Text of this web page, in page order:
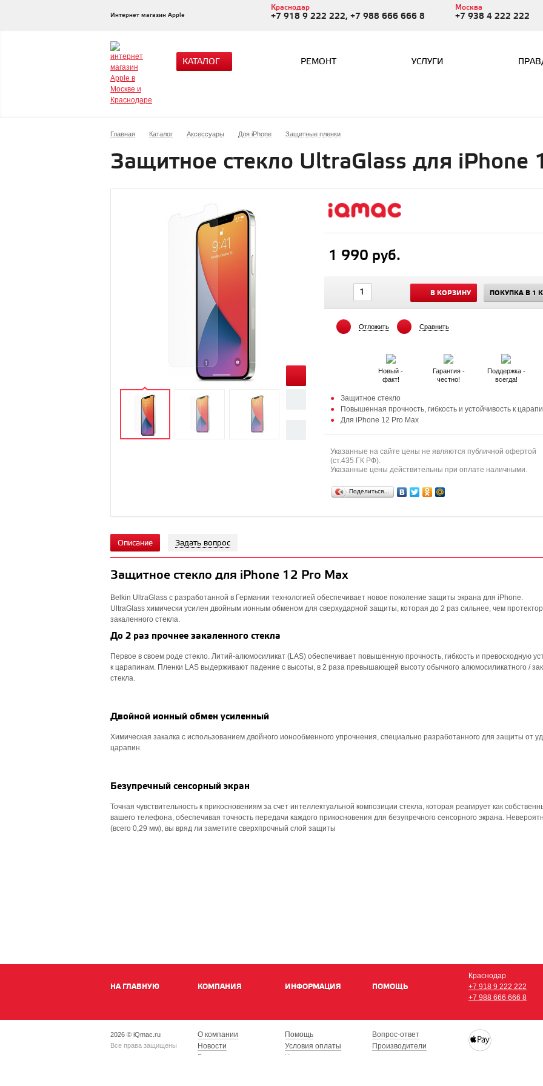
Интернет магазин Apple
Краснодар
+7 918 9 222 222, +7 988 666 666 8
Москва
+7 938 4 222 222
КАТАЛОГ РЕМОНТ УСЛУГИ
Главная Каталог Аксессуары Для iPhone Защитные пленки
Защитное стекло UltraGlass для iPhone
1 990 руб.
В КОРЗИНУ ПОКУПКА В 1
Отложить Сравнить
Новый -
факт!
Гарантия -
честно!
Поддержка -
всегда!
Защитное стекло
Повышенная прочность, гибкость и устойчивость к
Для iPhone 12 Pro Max
Указанные на сайте цены не являются публичной офертой
(ст.435 ГК РФ).
Указанные цены действительны при оплате наличными.
Поделиться…
Описание Задать вопрос
Защитное стекло для iPhone 12 Pro Max
Belkin UltraGlass с разработанной в Германии технологией обеспечивает новое поколение защиты экрана для iPhone.
UltraGlass химически усилен двойным ионным обменом для сверхударной защиты, которая до 2 раз сильнее, чем
закаленного стекла.
До 2 раз прочнее закаленного стекла
Первое в своем роде стекло. Литий-алюмосиликат (LAS) обеспечивает повышенную прочность, гибкость и превосходную
к царапинам. Пленки LAS выдерживают падение с высоты, в 2 раза превышающей высоту обычного алюмосиликатного /
стекла.
Двойной ионный обмен усиленный
Химическая закалка с использованием двойного ионообменного упрочнения, специально разработанного для защиты от
царапин.
Безупречный сенсорный экран
Точная чувствительность к прикосновениям за счет интеллектуальной композиции стекла, которая реагирует как
вашего телефона, обеспечивая точность передачи каждого прикосновения для безупречного сенсорного экрана.
(всего 0,29 мм), вы вряд ли заметите сверхпрочный слой защиты
НА ГЛАВНУЮ КОМПАНИЯ ИНФОРМАЦИЯ ПОМОЩЬ
Краснодар
+7 918 9 222 222
+7 988 666 666 8
2026 © iQmac.ru
Все права защищены
О компании
Новости
Вакансии
Помощь
Условия оплаты
Условия доставки
Вопрос-ответ
Производители